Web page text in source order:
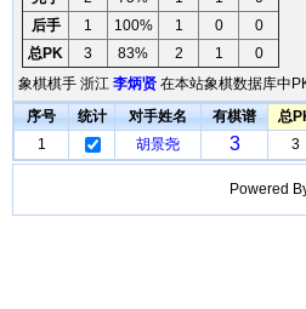
后手
1 100% 1 0
0
总PK
3 83% 2 1
0
象棋棋手 浙江 李炳贤 在本站象棋数据库中
序号
统计 对手姓名 有棋谱 总
1
胡景尧 3 3
Powered